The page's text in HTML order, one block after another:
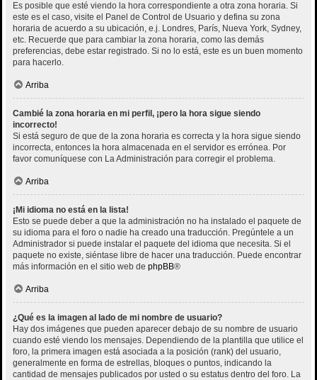
Es posible que esté viendo la hora correspondiente a otra zona horaria. Si
este es el caso, visite el Panel de Control de Usuario y defina su zona
horaria de acuerdo a su ubicación, e.j. Londres, París, Nueva York, Sydney,
etc. Recuerde que para cambiar la zona horaria, como las demás
preferencias, debe estar registrado. Si no lo está, este es un buen momento
para hacerlo.
Arriba
Cambié la zona horaria en mi perfil, ¡pero la hora sigue siendo
incorrecto!
Si está seguro de que de la zona horaria es correcta y la hora sigue siendo
incorrecta, entonces la hora almacenada en el servidor es errónea. Por
favor comuníquese con La Administración para corregir el problema.
Arriba
¡Mi idioma no está en la lista!
Esto se puede deber a que la administración no ha instalado el paquete de
su idioma para el foro o nadie ha creado una traducción. Pregúntele a un
Administrador si puede instalar el paquete del idioma que necesita. Si el
paquete no existe, siéntase libre de hacer una traducción. Puede encontrar
más información en el sitio web de phpBB®
Arriba
¿Qué es la imagen al lado de mi nombre de usuario?
Hay dos imágenes que pueden aparecer debajo de su nombre de usuario
cuando esté viendo los mensajes. Dependiendo de la plantilla que utilice el
foro, la primera imagen está asociada a la posición (rank) del usuario,
generalmente en forma de estrellas, bloques o puntos, indicando la
cantidad de mensajes publicados por usted o su estatus dentro del foro. La